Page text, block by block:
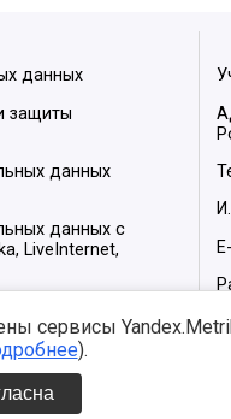
данных
защиты
данных
данных с
LiveInternet,
сервисы
).